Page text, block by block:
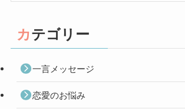
カテゴリー
一言メッセージ
恋愛のお悩み